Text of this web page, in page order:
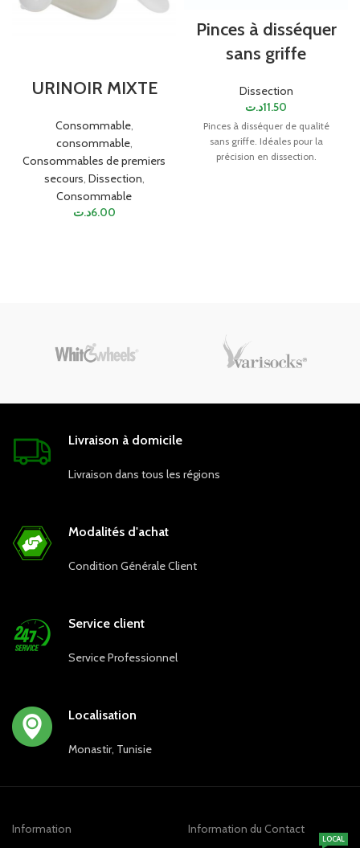
URINOIR MIXTE
Consommable,
consommable,
Consommables de premiers
secours, Dissection,
Consommable
6.00د.ت
Pinces à disséquer
sans griffe
Dissection
11.50د.ت
Pinces à disséquer de qualité
sans griffe. Idéales pour la
précision en dissection.
Livraison à domicile
Livraison dans tous les régions
Modalités d'achat
Condition Générale Client
Service client
Service Professionnel
Localisation
Monastir, Tunisie
Information
Information du Contact
LOCAL